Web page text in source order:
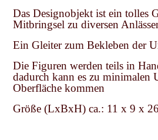
Das Designobjekt ist ein tolles
Mitbringsel zu diversen
Ein Gleiter zum Bekleben der
Die Figuren werden teils in
dadurch kann es zu minimalen
Oberfläche kommen
Größe (LxBxH) ca.: 11 x 9 x